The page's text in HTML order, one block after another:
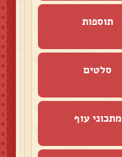
תוספות
סלטים
מתכוני עוף